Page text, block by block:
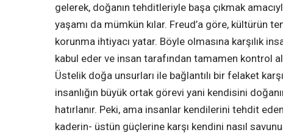
gelerek, doğanın tehditleriyle başa çıkmak
yaşamı da mümkün kılar. Freud’a göre, kültürün
korunma ihtiyacı yatar. Böyle olmasına karşılık
kabul eder ve insan tarafından tamamen kontrol
Üstelik doğa unsurları ile bağlantılı bir felaket
insanlığın büyük ortak görevi yani kendisini
hatırlanır. Peki, ama insanlar kendilerini tehdit
kaderin- üstün güçlerine karşı kendini nasıl